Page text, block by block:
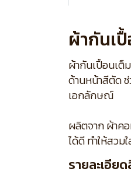
ผ้ากันเ
ผ้ากันเปื้อนเต็
ด้านหน้าสีตัด
เอกลักษณ์
ผลิตจาก ผ้าค
ได้ดี ทำให้สว
รายละเอีย